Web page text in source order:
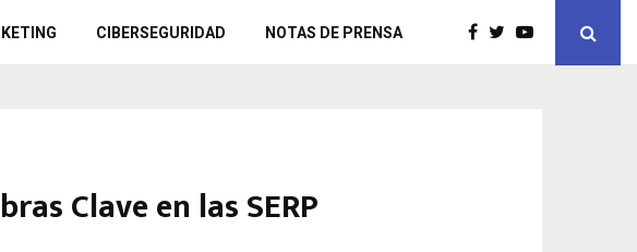
CIBERSEGURIDAD NOTAS DE PRENSA
Clave en las SERP